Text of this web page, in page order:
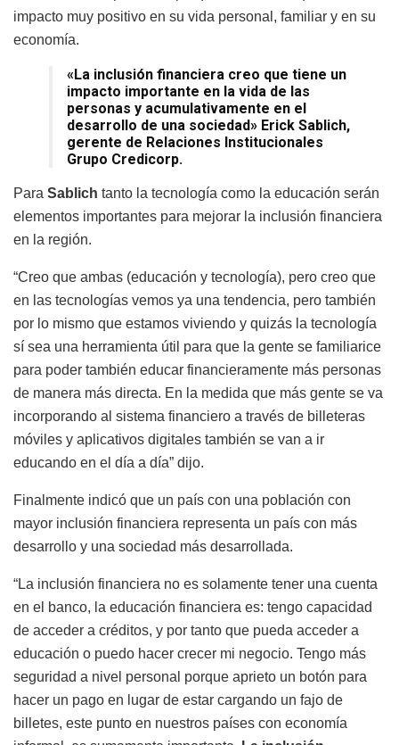
impacto muy positivo en su vida personal, familiar y en su
economía.
«La inclusión financiera creo que tiene un
impacto importante en la vida de las
personas y acumulativamente en el
desarrollo de una sociedad» Erick Sablich,
gerente de Relaciones Institucionales
Grupo Credicorp.
Para Sablich tanto la tecnología como la educación serán
elementos importantes para mejorar la inclusión financiera
en la región.
“Creo que ambas (educación y tecnología), pero creo que
en las tecnologías vemos ya una tendencia, pero también
por lo mismo que estamos viviendo y quizás la tecnología
sí sea una herramienta útil para que la gente se familiarice
para poder también educar financieramente más personas
de manera más directa. En la medida que más gente se va
incorporando al sistema financiero a través de billeteras
móviles y aplicativos digitales también se van a ir
educando en el día a día” dijo.
Finalmente indicó que un país con una población con
mayor inclusión financiera representa un país con más
desarrollo y una sociedad más desarrollada.
“La inclusión financiera no es solamente tener una cuenta
en el banco, la educación financiera es: tengo capacidad
de acceder a créditos, y por tanto que pueda acceder a
educación o puedo hacer crecer mi negocio. Tengo más
seguridad a nivel personal porque aprieto un botón para
hacer un pago en lugar de estar cargando un fajo de
billetes, este punto en nuestros países con economía